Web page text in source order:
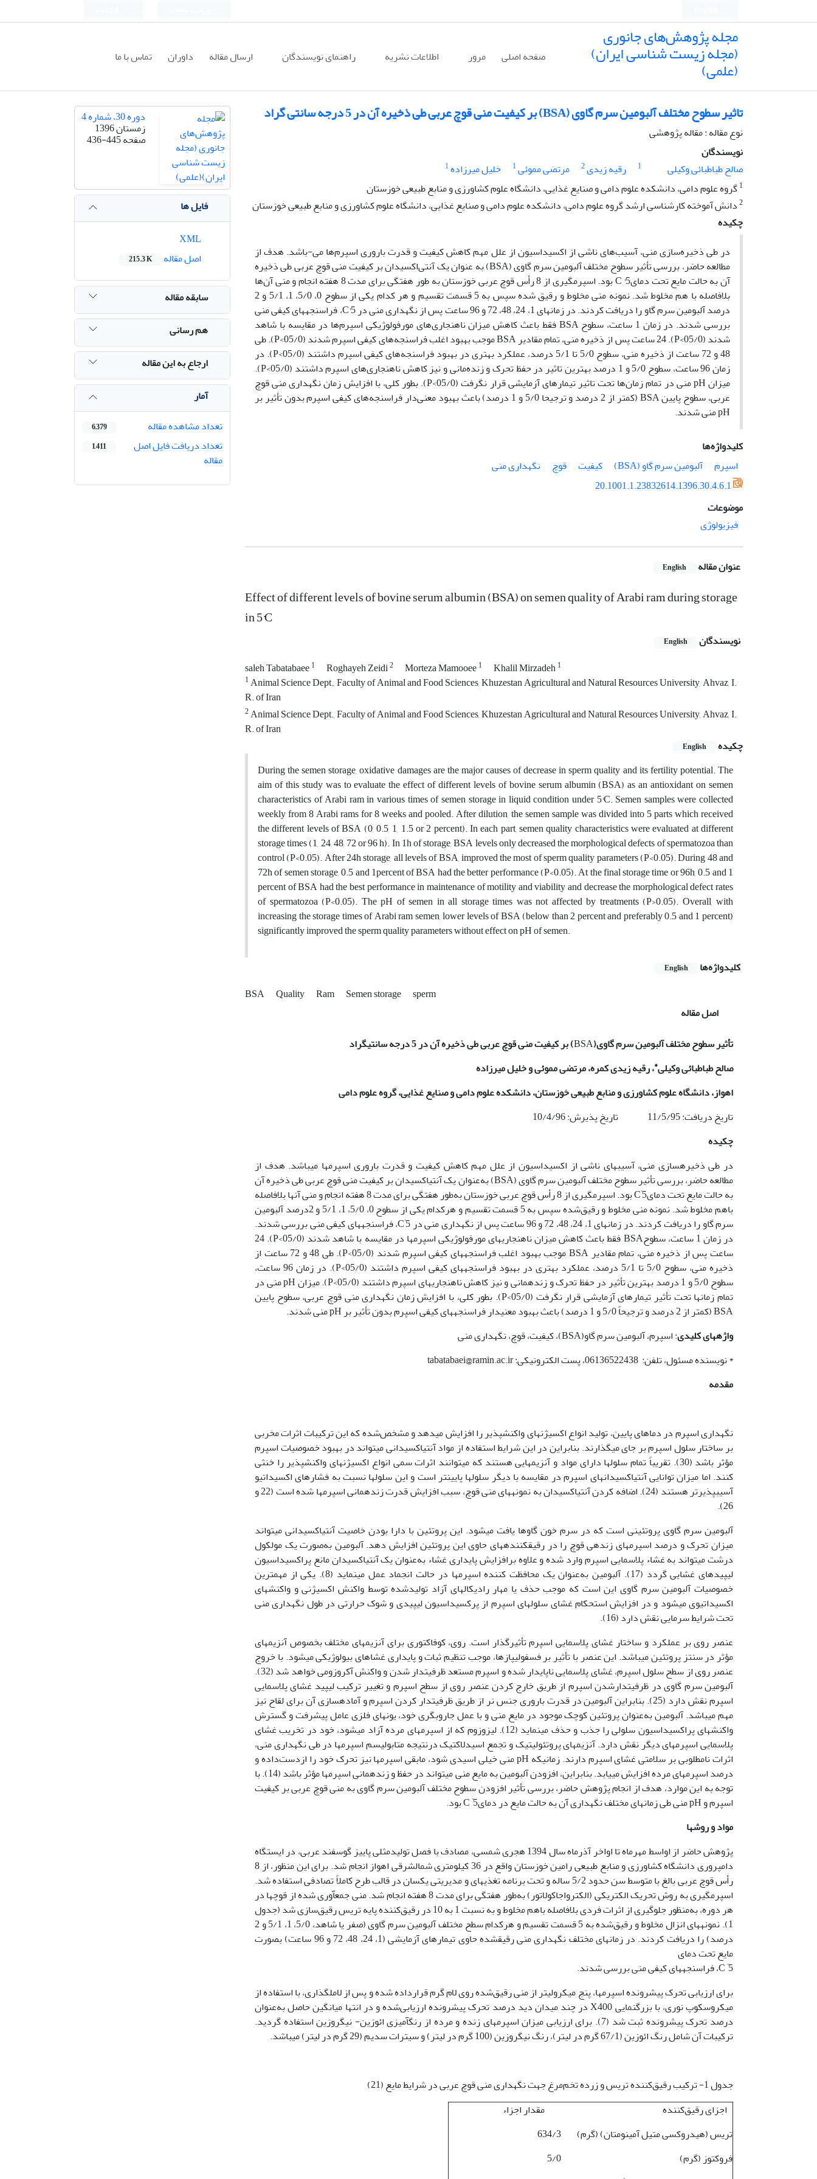
مجله پژوهش‌های جانوری
(مجله زیست شناسی ایران)
(علمی) صفحه اصلی مرور اطلاعات نشریه راهنمای نویسندگان ارسال مقاله داوران تماس با ما
تاثیر سطوح مختلف آلبومین سرم گاوی (BSA) بر کیفیت منی قوچ عربی طی ذخیره آن در 5 درجه سانتی گراد
نوع مقاله : مقاله پژوهشی
نویسندگان
صالح طباطبائی وکیلی
1 رقیه زیدی2 مرتضی مموئی1 خلیل میرزاده1
1گروه علوم دامی، دانشکده علوم دامی و صنایع غذایی، دانشگاه علوم کشاورزی و منابع طبیعی خوزستان
2دانش آموخته کارشناسی ارشد گروه علوم دامی، دانشکده علوم دامی و صنایع غذایی، دانشگاه علوم کشاورزی و منابع طبیعی خوزستان
چکیده
در طی ذخیره‌سازی منی، آسیب‌های ناشی از اکسیداسیون از علل مهم کاهش کیفیت و قدرت باروری اسپرم‌ها می-باشد. هدف از
مطالعه‌ حاضر، بررسی تأثیر سطوح مختلف آلبومین سرم گاوی (BSA) به عنوان یک آنتی‌اکسیدان بر کیفیت منی قوچ عربی طی ذخیره
آن به حالت مایع تحت دمایC °5 بود. اسپرم‏گیری از 8 رأس قوچ عربی خوزستان به طور هفتگی برای مدت 8 هفته انجام و منی آن‌ها
بلافاصله با هم مخلوط شد. نمونه منی مخلوط و رقیق شده سپس به 5 قسمت تقسیم و هر کدام یکی از سطوح 0، 5/0، 1، 5/1 و 2
درصد آلبومین سرم گاو را دریافت کردند. در زمان‏های 1، 24، 48، 72 و 96 ساعت پس از نگهداری منی در C°5، فراسنجه‏های کیفی منی
بررسی شدند. در زمان 1 ساعت، سطوح BSA فقط باعث کاهش میزان ناهنجاری‌های مورفولوژیکی اسپرم‌ها در مقایسه با شاهد
شدند (05/0>P). 24 ساعت پس از ذخیره منی، تمام مقادیر BSA موجب بهبود اغلب فراسنجه‌های کیفی اسپرم شدند (05/0>P). طی
48 و 72 ساعت از ذخیره منی، سطوح 5/0 تا 5/1 درصد، عملکرد بهتری در بهبود فراسنجه‌های کیفی اسپرم داشتند (05/0>P). در
زمان 96 ساعت، سطوح 5/0 و 1 درصد بهترین تاثیر در حفظ تحرک و زنده‌مانی و نیز کاهش ناهنجاری‌های اسپرم داشتند (05/0>P).
میزان pH منی در تمام زمان‌ها تحت تاثیر تیمارهای آزمایشی قرار نگرفت (05/0>P). بطور کلی، با افزایش زمان نگهداری منی قوچ
عربی، سطوح پایین BSA (کمتر از 2 درصد و ترجیحا 5/0 و 1 درصد) باعث بهبود معنی‌دار فراسنجه‌های کیفی اسپرم بدون تأثیر بر
pH منی شدند.
کلیدواژه‌ها
اسپرم
آلبومین سرم گاو (BSA) کیفیت قوچ
نگهداری منی
20.1001.1.23832614.1396.30.4.6.1
موضوعات
فیزیولوژی
عنوان مقاله English
Effect of different levels of bovine serum albumin (BSA) on semen quality of Arabi ram during storage
in 5°C
نویسندگان English
saleh Tabatabaee1 Roghayeh Zeidi2 Morteza Mamooee1 Khalil Mirzadeh1
1Animal Science Dept., Faculty of Animal and Food Sciences, Khuzestan Agricultural and Natural Resources University, Ahvaz, I.
R. of Iran
2Animal Science Dept., Faculty of Animal and Food Sciences, Khuzestan Agricultural and Natural Resources University, Ahvaz, I.
R. of Iran
چکیده
English
During the semen storage, oxidative damages are the major causes of decrease in sperm quality and its fertility potential. The
aim of this study was to evaluate the effect of different levels of bovine serum albumin (BSA) as an antioxidant on semen
characteristics of Arabi ram in various times of semen storage in liquid condition under 5°C. Semen samples were collected
weekly from 8 Arabi rams for 8 weeks and pooled. After dilution, the semen sample was divided into 5 parts which received
the different levels of BSA (0, 0.5, 1, 1.5 or 2 percent). In each part, semen quality characteristics were evaluated at different
storage times (1, 24, 48, 72 or 96 h). In 1h of storage, BSA levels only decreased the morphological defects of spermatozoa than
control (P<0.05). After 24h storage, all levels of BSA, improved the most of sperm quality parameters (P<0.05). During 48 and
72h of semen storage, 0.5 and 1percent of BSA had the better performance (P<0.05). At the final storage time or 96h, 0.5 and 1
percent of BSA had the best performance in maintenance of motility and viability and decrease the morphological defect rates
of spermatozoa (P<0.05). The pH of semen in all storage times was not affected by treatments (P>0.05). Overall, with
increasing the storage times of Arabi ram semen, lower levels of BSA (below than 2 percent and preferably 0.5 and 1 percent)
significantly improved the sperm quality parameters without effect on pH of semen.
کلیدواژه‌ها
English
BSA Quality Ram Semen storage
sperm
اصل مقاله
تأثیر سطوح مختلف آلبومین سرم گاوی(
BSA
)بر کیفیت منی قوچ عربی طی ذخیره­­ آن در 5 درجه­ سانتی­گراد
صالح طباطبائی وکیلی*، رقیه زیدی کمره، مرتضی مموئی و خلیل میرزاده
اهواز،دانشگاه علوم کشاورزی و منابع طبیعی خوزستان،دانشکده علوم دامی و صنایع غذایی، گروه علوم دامی
تاریخ دریافت: 11/5/95 تاریخ پذیرش: 10/4/96
چکیده
در طی ذخیره­سازی منی، آسیب­های ناشی از اکسیداسیون از علل مهم کاهش کیفیت و قدرت باروری اسپرم­ها می­باشد. هدف از
مطالعه­ حاضر، بررسی تأثیر سطوح مختلف آلبومین سرم گاوی (BSA) به‌عنوان یک آنتی­اکسیدان بر کیفیت منی قوچ عربی طی ذخیره آن
به حالت مایع تحت دمایC °
5 بود. اسپرم‏گیری از 8 رأس قوچ عربی خوزستان به‌طور هفتگی برای مدت 8 هفته انجام و منی آن­ها بلافاصله
باهم مخلوط شد. نمونه منی مخلوط و رقیق‌شده سپس به 5 قسمت تقسیم و هرکدام یکی از سطوح 0، 5/0، 1، 5/1 و 2درصد آلبومین
سرم گاو را دریافت کردند. در زمان‏های 1، 24، 48، 72 و 96 ساعت پس از نگهداری منی در C
° 5، فراسنجه‏های کیفی منی بررسی شدند.
در زمان 1 ساعت، سطوحBSA فقط باعث کاهش میزان ناهنجاری­های مورفولوژیکی اسپرم­ها در مقایسه با شاهد شدند (05/0>P). 24
ساعت پس از ذخیره منی، تمام مقادیر BSA موجب بهبود اغلب فراسنجه­های کیفی اسپرم شدند (05/0>P). طی 48 و 72 ساعت از
ذخیره منی، سطوح 5/0 تا 5/1 درصد، عملکرد بهتری در بهبود فراسنجه­های کیفی اسپرم داشتند (05/0>P). در زمان 96 ساعت،
سطوح 5/0 و 1 درصد بهترین تأثیر در حفظ تحرک و زنده­مانی و نیز کاهش ناهنجاری­های اسپرم داشتند (05/0>P). میزان pH منی در
تمام زمان­ها تحت تأثیر تیمارهای آزمایشی قرار نگرفت (05/0>P). بطور کلی، با افزایش زمان نگهداری منی قوچ عربی، سطوح پایین
BSA (کمتر از 2 درصد و ترجیحاً 5/0 و 1 درصد) باعث بهبود معنی­دار فراسنجه­های کیفی اسپرم بدون تأثیر بر pH منی شدند.
واژه­های کلیدی: اسپرم، آلبومین سرم گاو(BSA)، کیفیت، قوچ، نگهداری منی
* نویسنده مسئول، تلفن: 06136522438، پست الکترونیکی: tabatabaei@ramin.ac.ir
مقدمه
نگهداری اسپرم در دماهای پایین، تولید انواع اکسیژن­های واکنش­پذیر را افزایش می­دهد و مشخص‌شده که این ترکیبات اثرات مخربی
بر ساختار سلول اسپرم بر جای می­گذارند. بنابراین در این شرایط استفاده از مواد آنتی­اکسیدانی می­تواند در بهبود خصوصیات اسپرم
مؤثر باشد (30). تقریباً تمام سلول­ها دارای مواد و آنزیم­هایی هستند که می­توانند اثرات سمی انواع اکسیژن­های واکنش­پذیر را خنثی
کنند. اما میزان توانایی آنتی­اکسیدان­های اسپرم در مقایسه با دیگر سلول­ها پایین­تر است و این سلول­ها نسبت به فشارهای اکسیداتیو
آسیب­پذیرتر هستند (24). اضافه کردن آنتی­اکسیدان به نمونه­های منی قوچ، سبب افزایش قدرت زنده­مانی اسپرم­ها شده است (22 و
26).
آلبومین­ سرم­ گاوی پروتئینی است که در سرم خون گاوها یافت می­شود. این پروتئین با دارا بودن خاصیت آنتی­اکسیدانی می­تواند
میزان تحرک و درصد اسپرم­های زنده­ی قوچ را در رقیق­کننده­های حاوی این پروتئین افزایش دهد. آلبومین به‌صورت یک مولکول
درشت می­تواند به غشاء پلاسمایی اسپرم وارد شده و علاوه برافزایش پایداری غشاء به‌عنوان یک آنتی­اکسیدان مانع پراکسیداسیون
لیپیدهای غشایی گردد (17). آلبومین به‌عنوان یک محافظت کننده­ اسپرم­ها در حالت انجماد عمل می­نماید (8). یکی از مهمترین
خصوصیات آلبومین سرم گاوی این است که موجب حذف­ یا مهار رادیکال­های آزاد تولید­شده توسط واکنش اکسیژنی و واکنش­های
اکسیداتیوی می­شود و در افزایش استحکام غشای سلول­های اسپرم از پرکسیداسیون لیپیدی و شوک حرارتی در طول نگهداری منی
تحت شرایط سرمایی نقش دارد (16).
عنصر روی بر عملکرد و ساختار غشای پلاسمایی اسپرم تأثیرگذار است. روی، کوفاکتوری برای آنزیم­های مختلف بخصوص آنزیم­های
مؤثر در سنتز پروتئین می­باشد. این عنصر با تأثیر بر فسفولیپازها، موجب تنظیم ثبات و پایداری غشاهای بیولوژیکی می­شود. با خروج
عنصر روی از سطح سلول اسپرم، غشای پلاسمایی ناپایدار شده و اسپرم مستعد ظرفیت­دار شدن و واکنش آکروزومی خواهد شد (32).
آلبومین سرم گاوی در ظرفیت­دارشدن اسپرم از طریق خارج­ کردن عنصر روی از سطح اسپرم و تغییر ترکیب لیپید غشای پلاسمایی
اسپرم نقش دارد (25). بنابراین آلبومین در قدرت باروری جنس نر از طریق ظرفیت‏دار کردن اسپرم و آماده­سازی آن برای لقاح نیز
مهم می­باشد. آلبومین به‌عنوان پروتئین کوچک موجود در مایع منی و با عمل جاروب­گری خود، یون­های فلزی عامل پیشرفت و گسترش
واکنش­های پراکسیداسیون سلولی را جذب و حذف می­نماید (12). لیزوزوم که از اسپرم‏های مرده آزاد می‏شود، خود در تخریب غشای
پلاسمایی اسپرم‏های دیگر نقش دارد. آنزیم‏های پروتئولیتیک و تجمع اسیدلاکتیک درنتیجه متابولیسم اسپرم‏ها در طی نگهداری منی،
اثرات نامطلوبی بر سلامتی غشای اسپرم دارند. زمانی­که pH منی خیلی اسیدی شود، مابقی اسپرم‏ها نیز تحرک خود را ازدست‌داده و
درصد اسپرم‏های مرده افزایش می‏یابد. بنابراین، افزودن آلبومین به مایع منی می‏تواند در حفظ و زنده­مانی اسپرم‏ها مؤثر باشد (14). با
توجه به این موارد، هدف از انجام پژوهش حاضر، بررسی تأثیر افزودن سطوح مختلف آلبومین سرم گاوی به منی قوچ عربی بر کیفیت
اسپرم و pH منی طی زمان­های مختلف نگهداری آن به حالت مایع در دمایC
°5 بود.
مواد و روشها
پژوهش حاضر از اواسط مهرماه تا اواخر آذرماه سال 1394 هجری شمسی، مصادف با فصل تولیدمثلی پاییز گوسفند عربی، در ایستگاه
دامپروری دانشگاه کشاورزی و منابع طبیعی رامین خوزستان واقع در 36 کیلومتری شمال­شرقی اهواز انجام شد. برای این منظور، از 8
رأس قوچ عربی بالغ با متوسط سن حدود 5/2 ساله و تحت برنامه تغذیه­ای و مدیریتی یکسان در قالب طرح کاملاً تصادفی استفاده شد.
اسپرم­گیری به روش تحریک الکتریکی (الکترواجاکولاتور) به‌طور هفتگی برای مدت 8 هفته انجام شد. منی جمع­آوری شده از قوچ­ها در
هر دوره، به‌منظور جلوگیری از اثرات فردی بلافاصله باهم مخلوط و به نسبت 1 به 10 در رقیق‌کننده پایه تریس رقیق‌سازی شد (جدول
1). نمونه­های انزال مخلوط و رقیق‌شده به 5 قسمت تقسیم و هرکدام سطح مختلف آلبومین سرم گاوی (صفر یا شاهد، 5/0، 1، 5/1 و 2
درصد) را دریافت کردند. در زمان­های مختلف نگهداری منی رقیق­شده حاوی تیمارهای آزمایشی (1، 24، 48، 72 و 96 ساعت) بصورت
مایع تحت دمای
C °5، فراسنجه‏های کیفی منی بررسی شدند.
برای ارزیابی تحرک پیشرونده اسپرم­ها، پنج میکرولیتر از منی رقیق‌شده روی لام گرم قرارداده شده و پس از لامل­گذاری، با استفاده از
میکروسکوپ نوری، با بزرگنمایی X400 در چند میدان دید درصد تحرک پیشرونده ارزیابی‌شده و در انتها میانگین حاصل به‌عنوان
درصد تحرک پیش­رونده ثبت شد (7). برای ارزیابی میزان اسپرم­های زنده و مرده از رنگ­آمیزی ائوزین- نیگروزین استفاده گردید.
ترکیبات آن شامل رنگ ائوزین (67/1 گرم در لیتر)، رنگ نیگروزین (100 گرم در لیتر) و سیترات سدیم (29 گرم در لیتر) می­باشد.
جدول 1- ترکیب رقیق‌کننده تریس و زرده تخم‌مرغ جهت نگهداری منی قوچ عربی در شرایط مایع (21)
اجزای رقیق‌کننده
مقدار اجزاء
تریس (هیدروکسی متیل آمینومتان) (گرم)
634/3
فروکتوز (گرم)
5/0
دوره 30، شماره 4
زمستان 1396
صفحه436-445
فایل ها
اصل مقاله
215.3 K
سابقه مقاله
هم رسانی
ارجاع به این مقاله
آمار
تعداد مشاهده مقاله
6,379
تعداد دریافت فایل اصل
مقاله
1,411